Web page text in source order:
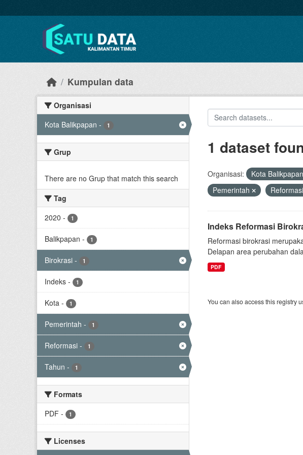
Kumpulan data
Organisasi
Kota Balikpapan - 1
Grup
There are no Grup that match this search
Tag
2020 - 1
Balikpapan - 1
Birokrasi - 1
Indeks - 1
Kota - 1
Pemerintah - 1
Reformasi - 1
Tahun - 1
Formats
PDF - 1
Licenses
1 dataset
Organisasi: Kota Balikpapan
Pemerintah
Reformasi
Indeks Reformasi
Reformasi birokrasi
Delapan area perubahan
PDF
You can also access this registry